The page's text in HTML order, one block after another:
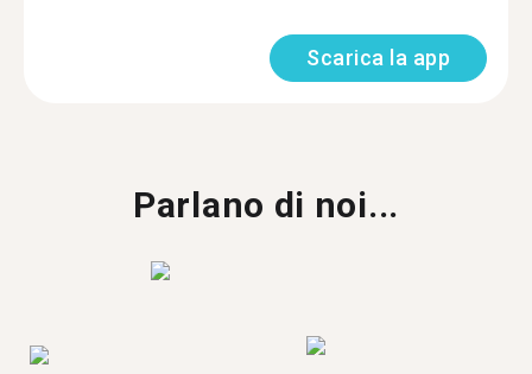
Scarica la app
Parlano di noi...